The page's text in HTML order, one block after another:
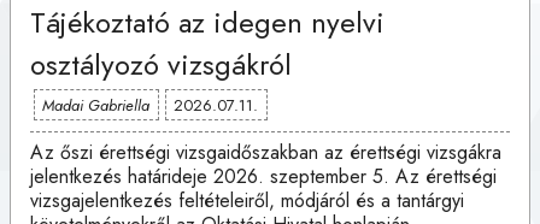
Tájékoztató az idegen nyelvi
osztályozó vizsgákról
Madai Gabriella 2026.07.11.
Az őszi érettségi vizsgaidőszakban az érettségi vizsgákra
jelentkezés határideje 2026. szeptember 5. Az érettségi
vizsgajelentkezés feltételeiről, módjáról és a tantárgyi